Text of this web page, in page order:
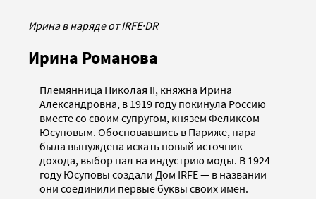
Ирина в наряде от IRFE·DR
Ирина Романова
Племянница Николая II, княжна Ирина
Александровна, в 1919 году покинула Россию
вместе со своим супругом, князем Феликсом
Юсуповым. Обосновавшись в Париже, пара
была вынуждена искать новый источник
дохода, выбор пал на индустрию моды. В 1924
году Юсуповы создали Дом IRFE — в названии
они соединили первые буквы своих имен.